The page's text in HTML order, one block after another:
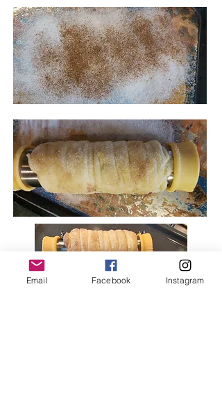
Email Facebook Instagram